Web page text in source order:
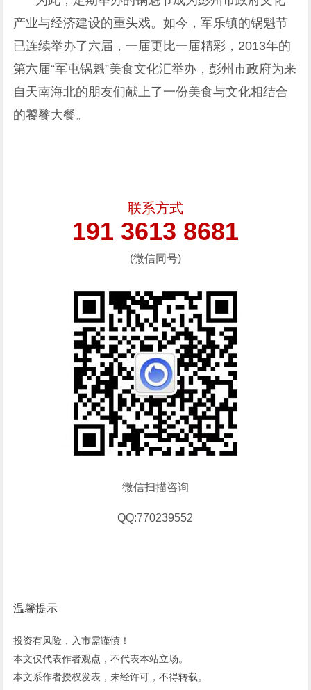
产业与经济建设的重头戏。如今，军乐镇的锅魁节
已连续举办了六届，一届更比一届精彩，2013年的
第六届“军屯锅魁”美食文化汇举办，彭州市政府为来
自天南海北的朋友们献上了一份美食与文化相结合
的饕餮大餐。
联系方式
191 3613 8681
(微信同号)
微信扫描咨询
QQ:770239552
温馨提示
投资有风险，入市需谨慎！
本文仅代表作者观点，不代表本站立场。
本文系作者授权发表，未经许可，不得转载。